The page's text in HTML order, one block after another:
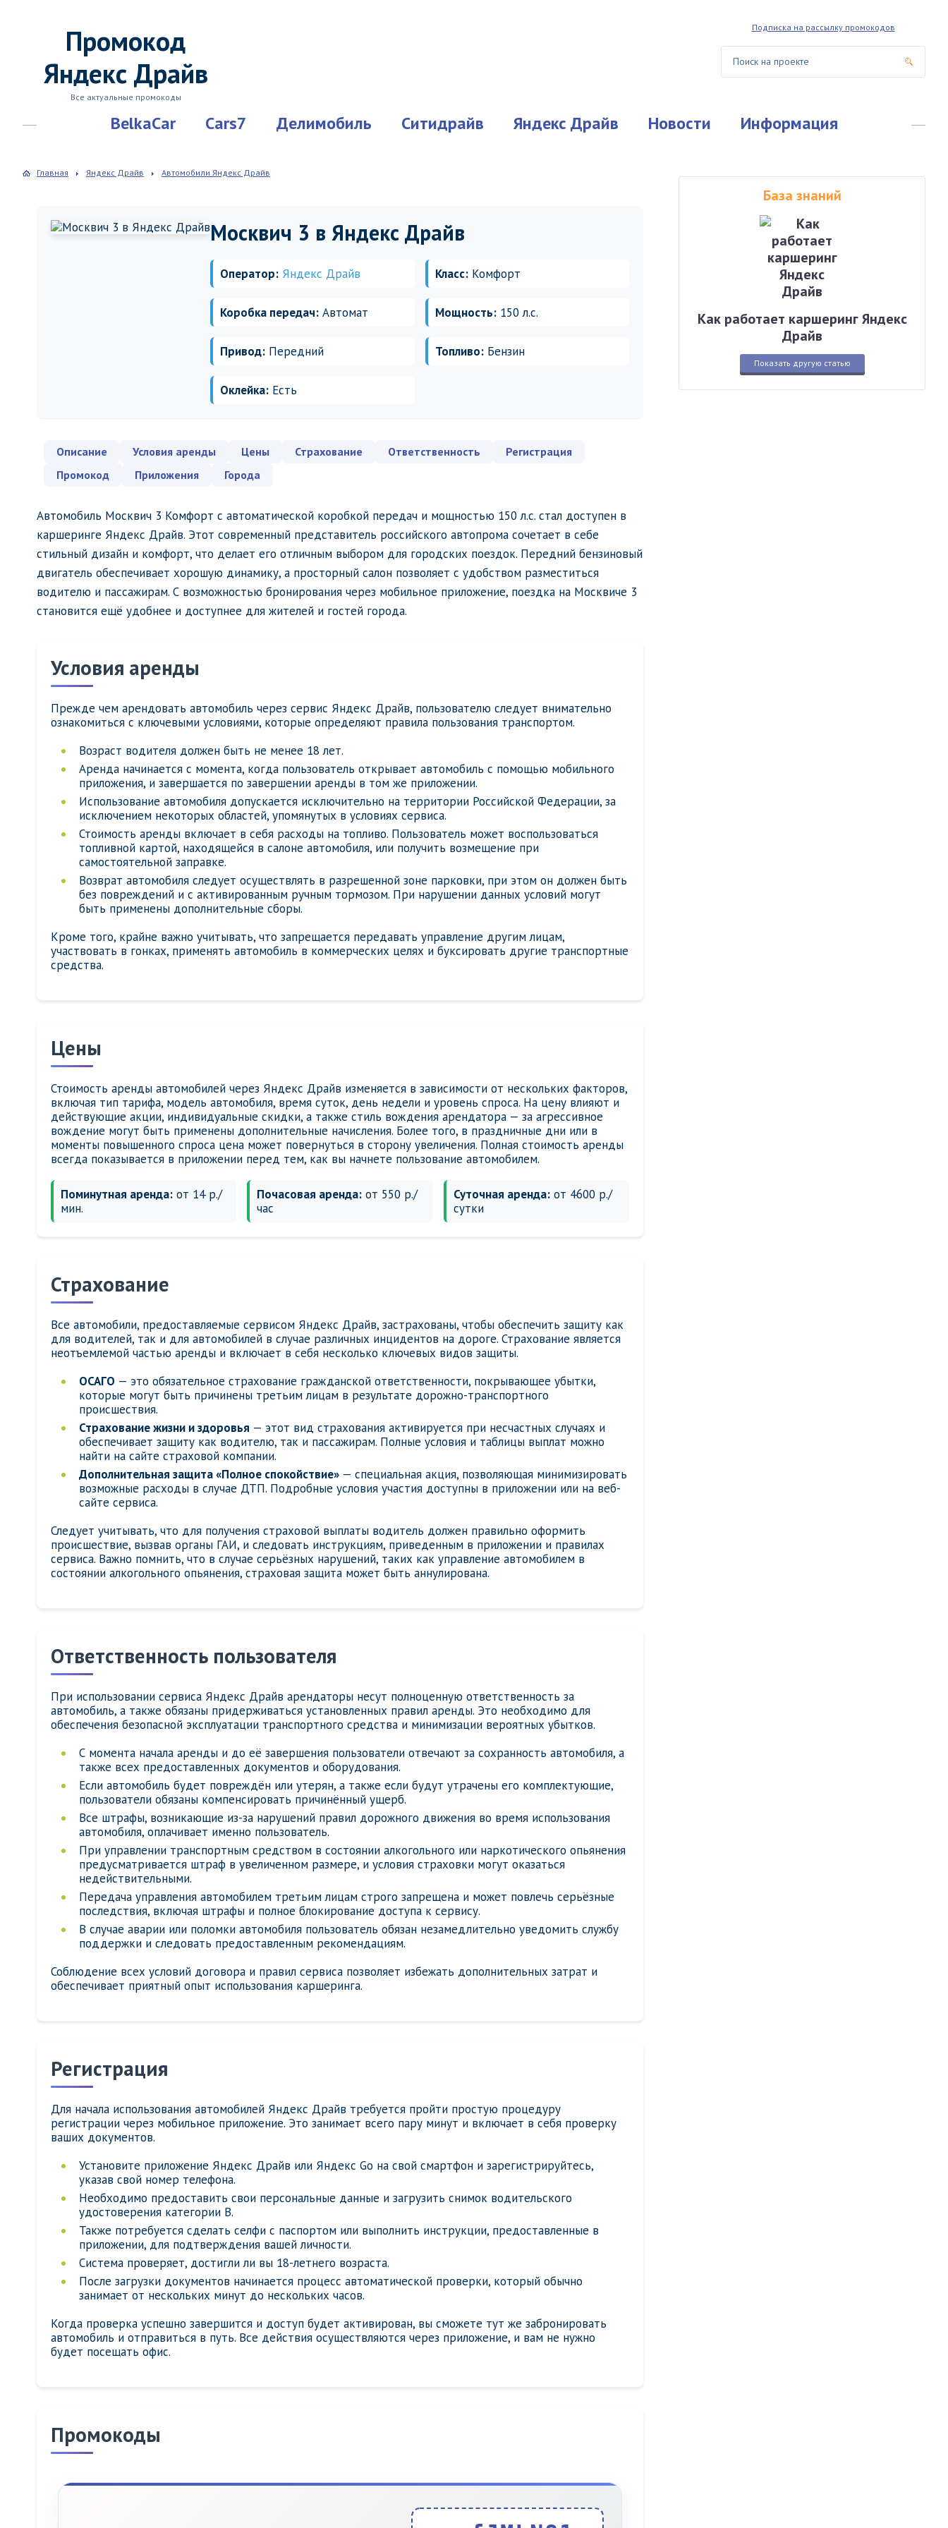
Промокод
Яндекс Драйв
Все актуальные промокоды
Подписка на рассылку промокодов
BelkaCar Cars7 Делимобиль Ситидрайв Яндекс Драйв Новости Информация
Главная Яндекс Драйв Автомобили Яндекс Драйв
Москвич 3 в Яндекс Драйв
Оператор: Яндекс Драйв Класс:Комфорт
Коробка передач: Автомат Мощность:150 л.с.
Привод: Передний Топливо:Бензин
Оклейка: Есть
Описание Условия аренды Цены Страхование Ответственность
Регистрация
Промокод
Приложения Города
Автомобиль Москвич 3 Комфорт с автоматической коробкой передач и мощностью 150 л.с. стал доступен в
каршеринге Яндекс Драйв. Этот современный представитель российского автопрома сочетает в себе
стильный дизайн и комфорт, что делает его отличным выбором для городских поездок. Передний бензиновый
двигатель обеспечивает хорошую динамику, а просторный салон позволяет с удобством разместиться
водителю и пассажирам. С возможностью бронирования через мобильное приложение, поездка на Москвиче 3
становится ещё удобнее и доступнее для жителей и гостей города.
Условия аренды
Прежде чем арендовать автомобиль через сервис Яндекс Драйв, пользователю следует внимательно
ознакомиться с ключевыми условиями, которые определяют правила пользования транспортом.
Возраст водителя должен быть не менее 18 лет.
Аренда начинается с момента, когда пользователь открывает автомобиль с помощью мобильного
приложения, и завершается по завершении аренды в том же приложении.
Использование автомобиля допускается исключительно на территории Российской Федерации, за
исключением некоторых областей, упомянутых в условиях сервиса.
Стоимость аренды включает в себя расходы на топливо. Пользователь может воспользоваться
топливной картой, находящейся в салоне автомобиля, или получить возмещение при
самостоятельной заправке.
Возврат автомобиля следует осуществлять в разрешенной зоне парковки, при этом он должен быть
без повреждений и с активированным ручным тормозом. При нарушении данных условий могут
быть применены дополнительные сборы.
Кроме того, крайне важно учитывать, что запрещается передавать управление другим лицам,
участвовать в гонках, применять автомобиль в коммерческих целях и буксировать другие транспортные
средства.
Цены
Стоимость аренды автомобилей через Яндекс Драйв изменяется в зависимости от нескольких факторов,
включая тип тарифа, модель автомобиля, время суток, день недели и уровень спроса. На цену влияют и
действующие акции, индивидуальные скидки, а также стиль вождения арендатора — за агрессивное
вождение могут быть применены дополнительные начисления. Более того, в праздничные дни или в
моменты повышенного спроса цена может повернуться в сторону увеличения. Полная стоимость аренды
всегда показывается в приложении перед тем, как вы начнете пользование автомобилем.
Поминутная аренда: от 14 р./
мин.
Почасовая аренда: от 550 р./
час
Суточная аренда:от 4600 р./
сутки
Страхование
Все автомобили, предоставляемые сервисом Яндекс Драйв, застрахованы, чтобы обеспечить защиту как
для водителей, так и для автомобилей в случае различных инцидентов на дороге. Страхование является
неотъемлемой частью аренды и включает в себя несколько ключевых видов защиты.
ОСАГО — это обязательное страхование гражданской ответственности, покрывающее убытки,
которые могут быть причинены третьим лицам в результате дорожно-транспортного
происшествия.
Страхование жизни и здоровья — этот вид страхования активируется при несчастных случаях и
обеспечивает защиту как водителю, так и пассажирам. Полные условия и таблицы выплат можно
найти на сайте страховой компании.
Дополнительная защита «Полное спокойствие» — специальная акция, позволяющая минимизировать
возможные расходы в случае ДТП. Подробные условия участия доступны в приложении или на веб-
сайте сервиса.
Следует учитывать, что для получения страховой выплаты водитель должен правильно оформить
происшествие, вызвав органы ГАИ, и следовать инструкциям, приведенным в приложении и правилах
сервиса. Важно помнить, что в случае серьёзных нарушений, таких как управление автомобилем в
состоянии алкогольного опьянения, страховая защита может быть аннулирована.
Ответственность пользователя
При использовании сервиса Яндекс Драйв арендаторы несут полноценную ответственность за
автомобиль, а также обязаны придерживаться установленных правил аренды. Это необходимо для
обеспечения безопасной эксплуатации транспортного средства и минимизации вероятных убытков.
С момента начала аренды и до её завершения пользователи отвечают за сохранность автомобиля, а
также всех предоставленных документов и оборудования.
Если автомобиль будет повреждён или утерян, а также если будут утрачены его комплектующие,
пользователи обязаны компенсировать причинённый ущерб.
Все штрафы, возникающие из-за нарушений правил дорожного движения во время использования
автомобиля, оплачивает именно пользователь.
При управлении транспортным средством в состоянии алкогольного или наркотического опьянения
предусматривается штраф в увеличенном размере, и условия страховки могут оказаться
недействительными.
Передача управления автомобилем третьим лицам строго запрещена и может повлечь серьёзные
последствия, включая штрафы и полное блокирование доступа к сервису.
В случае аварии или поломки автомобиля пользователь обязан незамедлительно уведомить службу
поддержки и следовать предоставленным рекомендациям.
Соблюдение всех условий договора и правил сервиса позволяет избежать дополнительных затрат и
обеспечивает приятный опыт использования каршеринга.
Регистрация
Для начала использования автомобилей Яндекс Драйв требуется пройти простую процедуру
регистрации через мобильное приложение. Это занимает всего пару минут и включает в себя проверку
ваших документов.
Установите приложение Яндекс Драйв или Яндекс Go на свой смартфон и зарегистрируйтесь,
указав свой номер телефона.
Необходимо предоставить свои персональные данные и загрузить снимок водительского
удостоверения категории B.
Также потребуется сделать селфи с паспортом или выполнить инструкции, предоставленные в
приложении, для подтверждения вашей личности.
Система проверяет, достигли ли вы 18-летнего возраста.
После загрузки документов начинается процесс автоматической проверки, который обычно
занимает от нескольких минут до нескольких часов.
Когда проверка успешно завершится и доступ будет активирован, вы сможете тут же забронировать
автомобиль и отправиться в путь. Все действия осуществляются через приложение, и вам не нужно
будет посещать офис.
Промокоды
База знаний
Как работает каршеринг Яндекс
Драйв
Показать другую статью